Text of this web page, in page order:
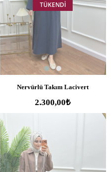
TÜKENDI
Nervürlü Takım Lacivert
2.300,00₺